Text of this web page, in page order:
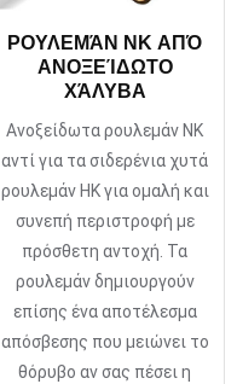
ΡΟΥΛΕΜΆΝ NK ΑΠΌ
ΑΝΟΞΕΊΔΩΤΟ
ΧΆΛΥΒΑ
Ανοξείδωτα ρουλεμάν NK
αντί για τα σιδερένια χυτά
ρουλεμάν HK για ομαλή και
συνεπή περιστροφή με
πρόσθετη αντοχή. Τα
ρουλεμάν δημιουργούν
επίσης ένα αποτέλεσμα
απόσβεσης που μειώνει το
θόρυβο αν σας πέσει η